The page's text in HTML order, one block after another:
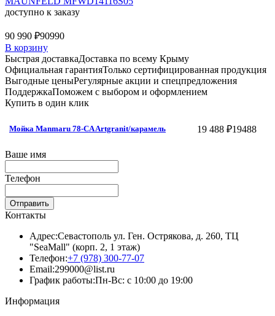
доступно к заказу
90 990 ₽90990
В корзину
Быстрая доставкаДоставка по всему Крыму
Официальная гарантияТолько сертифицированная продукция
Выгодные ценыРегулярные акции и спецпредложения
ПоддержкаПоможем с выбором и оформлением
Купить в один клик
Мойка Manmaru 78-CA Artgranit/карамель 19 488 ₽19488
Ваше имя
Телефон
Отправить
Контакты
Адрес:Севастополь ул. Ген. Острякова, д. 260, ТЦ
"SeaMall" (корп. 2, 1 этаж)
Телефон:+7 (978) 300-77-07
Email:299000@list.ru
График работы:Пн-Вс: с 10:00 до 19:00
Информация